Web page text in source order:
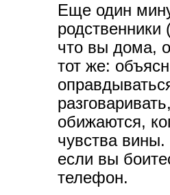
Еще один
родственники
что вы дома,
тот же:
обижаются,
чувства
если вы
телефон.